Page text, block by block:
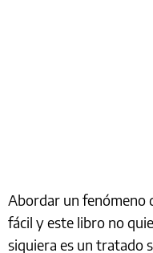
Abordar un fenómeno
fácil y este libro no
siquiera es un tratado